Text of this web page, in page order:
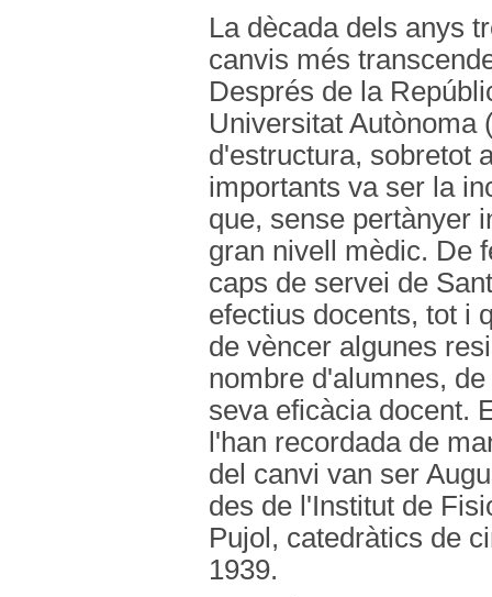
La dècada dels anys
canvis més
Després de la
Universitat Autònoma
d'estructura, sobretot
importants va ser la
que, sense pertànyer
gran nivell mèdic. De
caps de servei de
efectius docents, tot i
de vèncer algunes
nombre d'alumnes,
seva eficàcia docent.
l'han recordada de
del canvi van ser
des de l'Institut de
Pujol, catedràtics de
1939.